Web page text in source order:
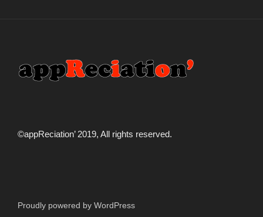
©️appReciation’ 2019, All rights reserved.
Proudly powered by WordPress